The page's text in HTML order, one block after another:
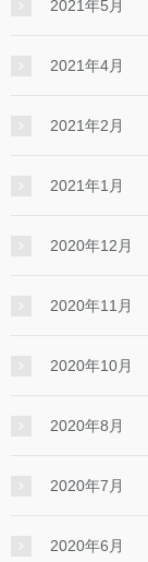
2021年5月
2021年4月
2021年2月
2021年1月
2020年12月
2020年11月
2020年10月
2020年8月
2020年7月
2020年6月